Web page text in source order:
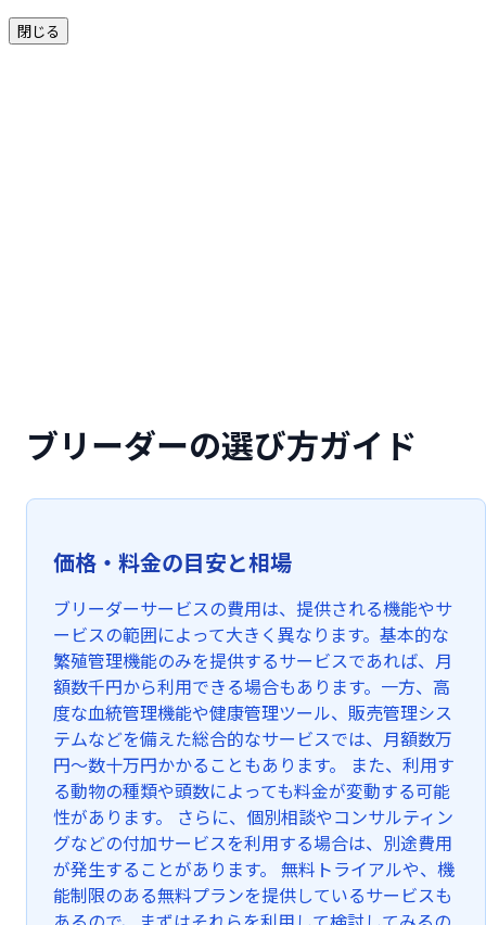
閉じる
ブリーダーの選び方ガイド
価格・料金の目安と相場
ブリーダーサービスの費用は、提供される機能やサ
ービスの範囲によって大きく異なります。基本的な
繁殖管理機能のみを提供するサービスであれば、月
額数千円から利用できる場合もあります。一方、高
度な血統管理機能や健康管理ツール、販売管理シス
テムなどを備えた総合的なサービスでは、月額数万
円〜数十万円かかることもあります。 また、利用す
る動物の種類や頭数によっても料金が変動する可能
性があります。 さらに、個別相談やコンサルティン
グなどの付加サービスを利用する場合は、別途費用
が発生することがあります。 無料トライアルや、機
能制限のある無料プランを提供しているサービスも